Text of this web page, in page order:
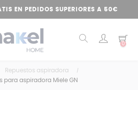
EN PEDIDOS SUPERIORES A 50€
0
Repuestos aspiradora
para aspiradora Miele GN